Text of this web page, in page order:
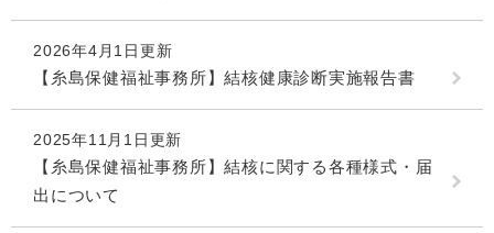
2026年4月1日更新
【糸島保健福祉事務所】結核健康診断実施報告書
2025年11月1日更新
【糸島保健福祉事務所】結核に関する各種様式・届
出について